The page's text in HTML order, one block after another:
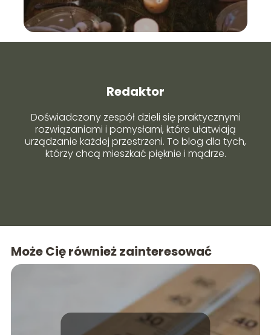
Redaktor
Doświadczony zespół dzieli się praktycznymi
rozwiązaniami i pomysłami, które ułatwiają
urządzanie każdej przestrzeni. To blog dla tych,
którzy chcą mieszkać pięknie i mądrze.
Może Cię również zainteresować